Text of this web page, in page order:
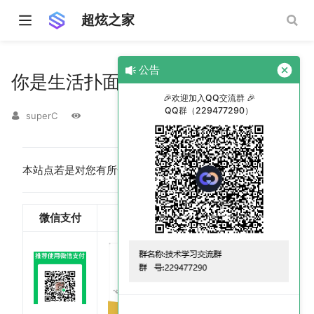
超炫之家
你是生活扑面而来的善意
superC
本站点若是对您有所帮助，感谢您的打赏！
微信支付 微信赞赏码 支付宝
公告
🎉欢迎加入QQ交流群 🎉
QQ群（229477290）